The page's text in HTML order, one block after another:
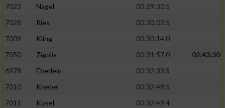
7022
Nagel
00:29:30.5
7028
Ries
00:30:02.5
7009
Kling
00:30:14.0
7050
Zigolis 00:31:57.0
02:43:30
6978
Eberlein
00:32:33.5
7010
Knebel
00:32:48.5
7011
Kosel
00:32:49.4